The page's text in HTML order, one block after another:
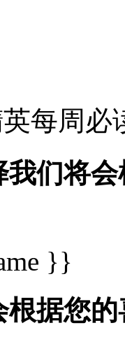
每周
我们将
}}
根据您